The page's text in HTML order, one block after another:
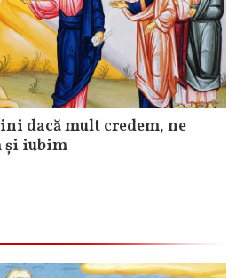
dacă mult credem, ne
și iubim